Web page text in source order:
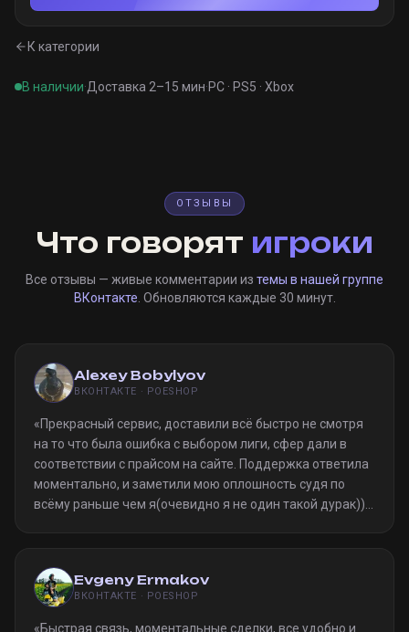
К категории
В наличии·Доставка 2–15 мин·PC · PS5 · Xbox
ОТЗЫВЫ
Что говорят игроки
Все отзывы — живые комментарии из темы в нашей группе
ВКонтакте . Обновляются каждые 30 минут.
Alexey Bobylyov
ВКОНТАКТЕ · POESHOP
«Прекрасный сервис, доставили всё быстро не смотря
на то что была ошибка с выбором лиги, сфер дали в
соответствии с прайсом на сайте. Поддержка ответила
моментально, и заметили мою оплошность судя по
всёму раньше чем я(очевидно я не один такой дурак)).
Evgeny Ermakov
ВКОНТАКТЕ · POESHOP
«Быстрая связь, моментальные сделки, все удобно и